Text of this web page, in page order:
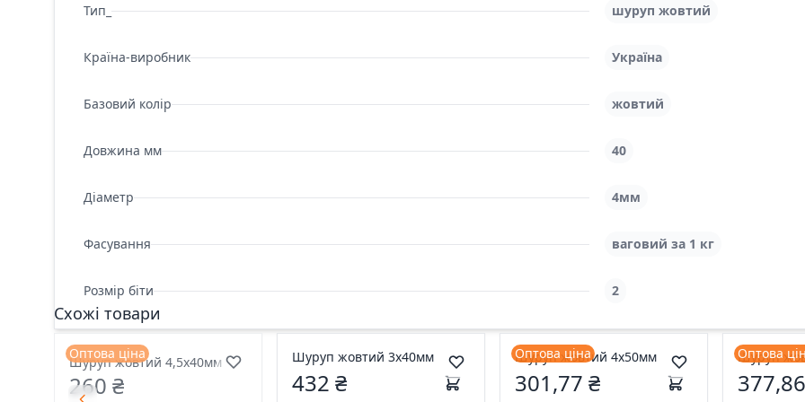
Тип_ шуруп жовтий
Країна-виробник Україна
Базовий колір жовтий
Довжина мм 40
Діаметр 4мм
Фасування ваговий за 1 кг
Розмір біти 2
Схожі товари
Оптова ціна
Шуруп жовтий 4,5х40мм
260 ₴
Шуруп жовтий 3х40мм
432 ₴
Оптова ціна
Шуруп жовтий 4х50мм
301,77 ₴
Оптова
Шуруп